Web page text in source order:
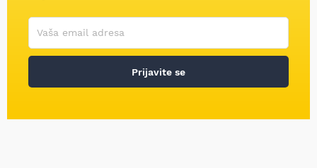
Korisničko ime
Vaša email adresa
Prijavite se